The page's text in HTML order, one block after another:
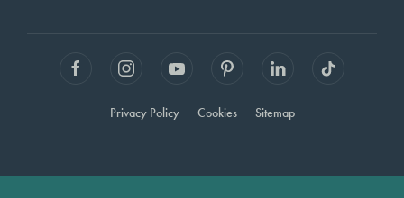
Privacy Policy Cookies Sitemap